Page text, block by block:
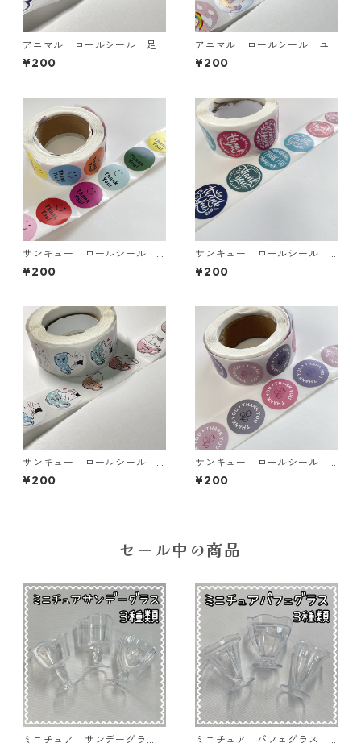
アニマル ロールシール 足
跡 6カラー【SL-TRK】
¥200
アニマル ロールシール ユ
ニコーン 4柄【SL-UCN02】
¥200
サンキュー ロールシール
ありがとうシール スマイ
ル 8柄【SL-thank-you-0
¥200
サンキュー ロールシール
ありがとうシール 文字 8柄
【SL-thank-you-05】
¥200
サンキュー ロールシール
ありがとうシール 猫 6柄
【SL-thank-you-01】
¥200
サンキュー ロールシール
ありがとうシール バラ フ
ラワー 4柄【SL-thank-you-
¥200
セール中の商品
ミニチュア サンデーグラ ミニチュア パフェグラス 3